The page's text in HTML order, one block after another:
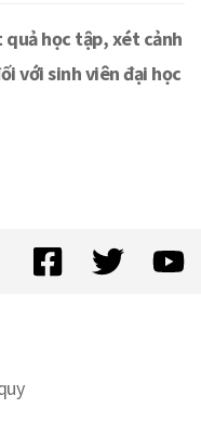
quả học tập, xét cảnh
với sinh viên đại học